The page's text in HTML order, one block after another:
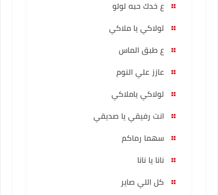
ع خدك حبه لولو
لولاكي يا ملاكي
ع طبق الماس
عازز علي النوم
لولاكي ياملاكي
انت رفيقي يا صديقي
سهما رماكم
نانا يا نانا
كل اللي صاير